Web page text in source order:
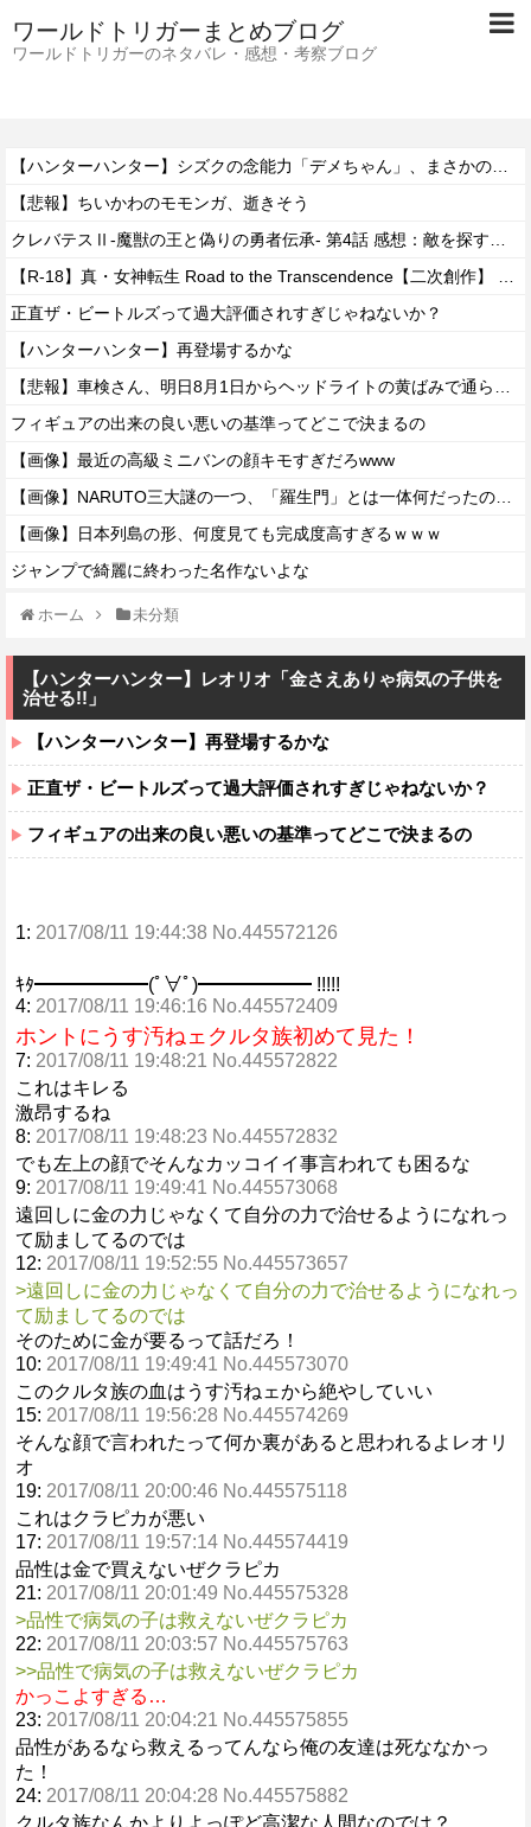
ワールドトリガーまとめブログ
ワールドトリガーのネタバレ・感想・考察ブログ
【悲報】ちいかわのモモンガ、逝きそう
正直ザ・ビートルズって過大評価されすぎじゃねないか？
【ハンターハンター】再登場するかな
フィギュアの出来の良い悪いの基準ってどこで決まるの
【画像】最近の高級ミニバンの顔キモすぎだろwww
【画像】日本列島の形、何度見ても完成度高すぎるｗｗｗ
ジャンプで綺麗に終わった名作ないよな
ホーム 未分類
【ハンターハンター】レオリオ「金さえありゃ病気の子供を
治せる!!」
【ハンターハンター】再登場するかな
正直ザ・ビートルズって過大評価されすぎじゃねないか？
フィギュアの出来の良い悪いの基準ってどこで決まるの
1: 2017/08/11 19:44:38 No.445572126
ｷﾀ━━━━━━(ﾟ∀ﾟ)━━━━━━ !!!!!
4: 2017/08/11 19:46:16 No.445572409
ホントにうす汚ねェクルタ族初めて見た！
7: 2017/08/11 19:48:21 No.445572822
これはキレる
激昂するね
8: 2017/08/11 19:48:23 No.445572832
でも左上の顔でそんなカッコイイ事言われても困るな
9: 2017/08/11 19:49:41 No.445573068
遠回しに金の力じゃなくて自分の力で治せるようになれっ
て励ましてるのでは
12: 2017/08/11 19:52:55 No.445573657
>遠回しに金の力じゃなくて自分の力で治せるようになれっ
て励ましてるのでは
そのために金が要るって話だろ！
10: 2017/08/11 19:49:41 No.445573070
このクルタ族の血はうす汚ねェから絶やしていい
15: 2017/08/11 19:56:28 No.445574269
そんな顔で言われたって何か裏があると思われるよレオリ
オ
19: 2017/08/11 20:00:46 No.445575118
これはクラピカが悪い
17: 2017/08/11 19:57:14 No.445574419
品性は金で買えないぜクラピカ
21: 2017/08/11 20:01:49 No.445575328
>品性で病気の子は救えないぜクラピカ
22: 2017/08/11 20:03:57 No.445575763
>>品性で病気の子は救えないぜクラピカ
かっこよすぎる…
23: 2017/08/11 20:04:21 No.445575855
品性があるなら救えるってんなら俺の友達は死ななかっ
た！
24: 2017/08/11 20:04:28 No.445575882
クルタ族なんかよりよっぽど高潔な人間なのでは？